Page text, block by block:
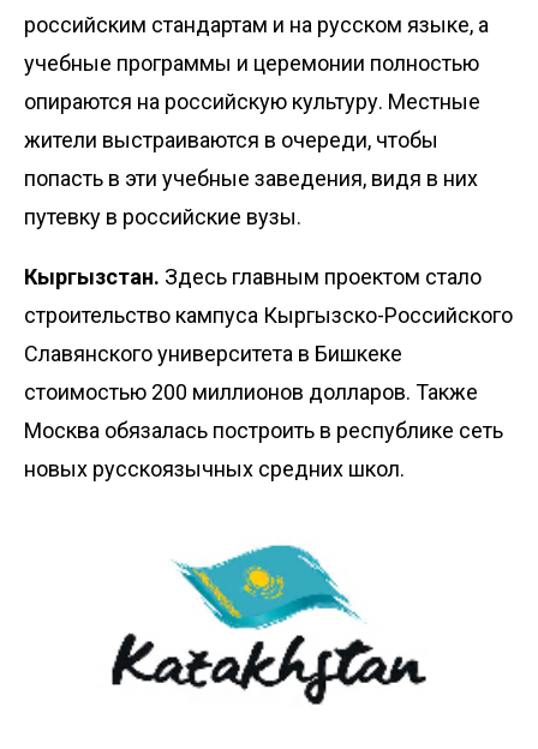
российским стандартам и на русском языке, а
учебные программы и церемонии полностью
опираются на российскую культуру. Местные
жители выстраиваются в очереди, чтобы
попасть в эти учебные заведения, видя в них
путевку в российские вузы.
Кыргызстан. Здесь главным проектом стало
строительство кампуса Кыргызско-Российского
Славянского университета в Бишкеке
стоимостью 200 миллионов долларов. Также
Москва обязалась построить в республике сеть
новых русскоязычных средних школ.